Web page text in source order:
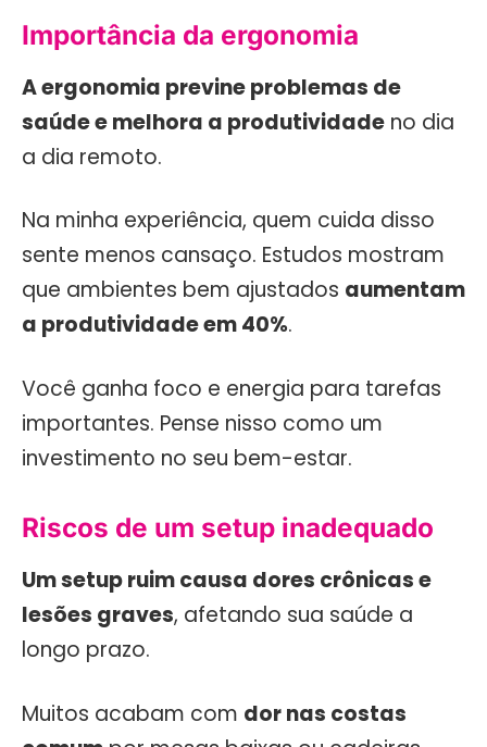
Importância da ergonomia
A ergonomia previne problemas de
saúde e melhora a produtividade no dia
a dia remoto.
Na minha experiência, quem cuida disso
sente menos cansaço. Estudos mostram
que ambientes bem ajustados aumentam
a produtividade em 40%.
Você ganha foco e energia para tarefas
importantes. Pense nisso como um
investimento no seu bem-estar.
Riscos de um setup inadequado
Um setup ruim causa dores crônicas e
lesões graves, afetando sua saúde a
longo prazo.
Muitos acabam com dor nas costas